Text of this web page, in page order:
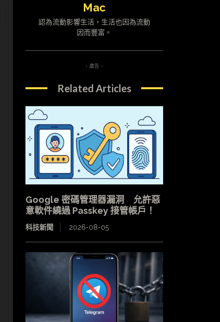
Mac
認為流動影響生活，生活也因為流動
因而豐富。
- 廣告 -
Related Articles
Google 密碼管理器漏洞 允許惡
意軟件繞過 Passkey 接管帳戶！
科技新聞 2026-08-05